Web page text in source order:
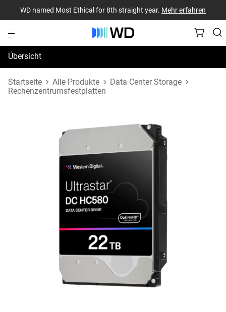
WD named Most Ethical for 8th straight year. Mehr erfahren
Übersicht
Technische Daten
Startseite Alle Produkte
Data Center Storage
Rechenzentrumsfestplatten